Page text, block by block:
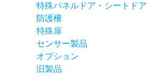
特殊パネルドア・シートドア
防護柵
特殊扉
センサー製品
オプション
旧製品